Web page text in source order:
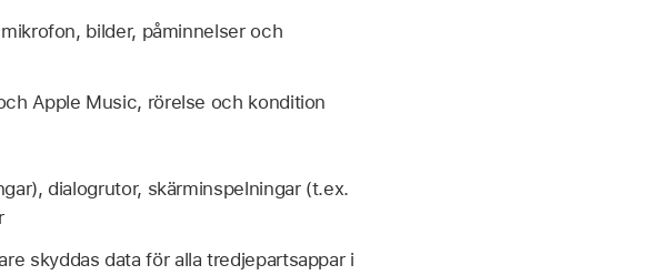
bilder, påminnelser och
Apple Music, rörelse och kondition
dialogrutor, skärminspelningar (t.ex.
skyddas data för alla tredjepartsappar i